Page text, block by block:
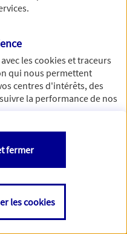
lescookies et traceurs
qui nous permettent
centres d'intérêts, des
la performance de nos
refuser comme de
sur
les cookies
fermer